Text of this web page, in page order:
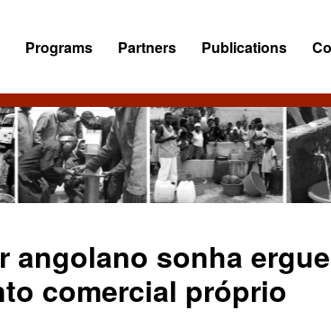
Programs Partners Publications
angolano sonha
comercial próprio